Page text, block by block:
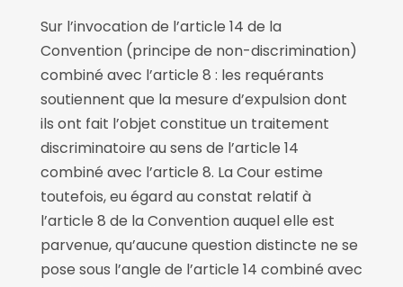
Sur l’invocation de l’article 14 de la
Convention (principe de non-discrimination)
combiné avec l’article 8 : les requérants
soutiennent que la mesure d’expulsion dont
ils ont fait l’objet constitue un traitement
discriminatoire au sens de l’article 14
combiné avec l’article 8. La Cour estime
toutefois, eu égard au constat relatif à
l’article 8 de la Convention auquel elle est
parvenue, qu’aucune question distincte ne se
pose sous l’angle de l’article 14 combiné avec